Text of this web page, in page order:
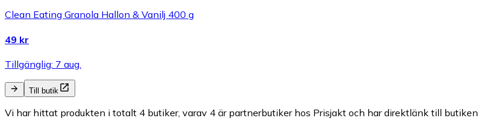
Clean Eating Granola Hallon & Vanilj 400 g
49 kr
Tillgänglig: 7 aug.
Till butik
Vi har hittat produkten i totalt 4 butiker, varav 4 är partnerbutiker hos Prisjakt och har direktlänk till butiken.